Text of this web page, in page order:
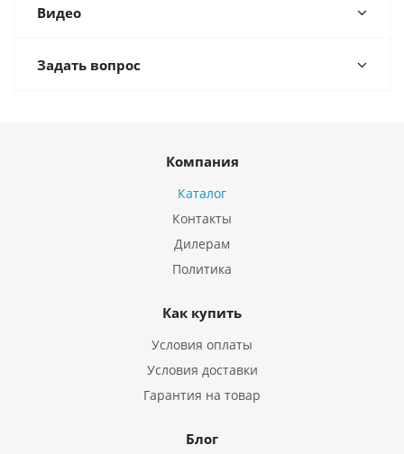
Видео
Задать вопрос
Компания
Каталог
Контакты
Дилерам
Политика
Как купить
Условия оплаты
Условия доставки
Гарантия на товар
Блог